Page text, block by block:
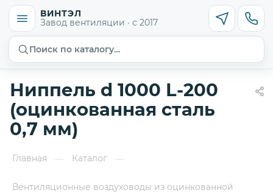
ВИНТЭЛ
Завод вентиляции · с 2017
Поиск по каталогу…
Ниппель d 1000 L-200
(оцинкованная сталь
0,7 мм)
Главная — Каталог —
Вентиляционные воздуховоды из оцинкованной